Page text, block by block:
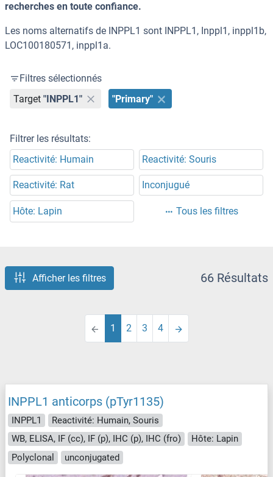
recherches en toute confiance.
Les noms alternatifs de INPPL1 sont INPPL1, Inppl1, inppl1b,
LOC100180571, inppl1a.
Filtres sélectionnés
Target "INPPL1" "Primary"
Filtrer les résultats:
Reactivité: Humain
Reactivité: Souris
Reactivité: Rat Inconjugué
Hôte: Lapin Tous les filtres
Afficher les filtres 66 Résultats
1 2 3 4
INPPL1 anticorps (pTyr1135)
INPPL1
Reactivité: Humain, Souris
WB, ELISA, IF (cc), IF (p), IHC (p), IHC (fro)
Hôte: Lapin
Polyclonal
unconjugated